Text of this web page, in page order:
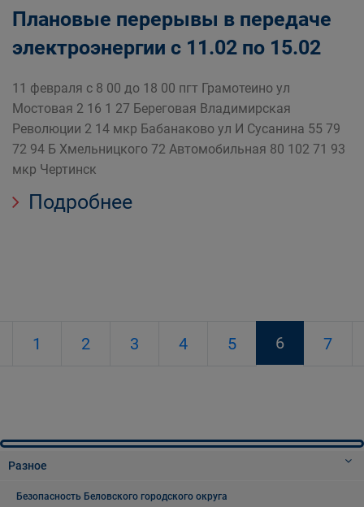
Плановые перерывы в передаче
электроэнергии с 11.02 по 15.02
11 февраля с 8 00 до 18 00 пгт Грамотеино ул
Мостовая 2 16 1 27 Береговая Владимирская
Революции 2 14 мкр Бабанаково ул И Сусанина 55 79
72 94 Б Хмельницкого 72 Автомобильная 80 102 71 93
мкр Чертинск
Подробнее
1 2 3 4 5 6 7
Разное
Безопасность Беловского городского округа